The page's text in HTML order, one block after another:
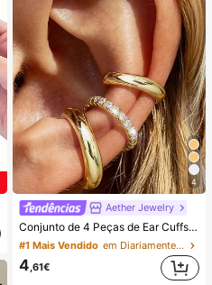
4
Aether Jewelry
Conjunto de 4 Peças de Ear Cuffs Minimalistas com Zircónia Cúbica - Podem Ser Sobrepostos, Sem Necessidade de Perfuração, Adequados para Uso Diário no Escritório (Conjunto de 4 Peças, Não 4 Pares), Presente para Ela
#1 Mais Vendido em Diariamente Brincos Femininos
4,61€